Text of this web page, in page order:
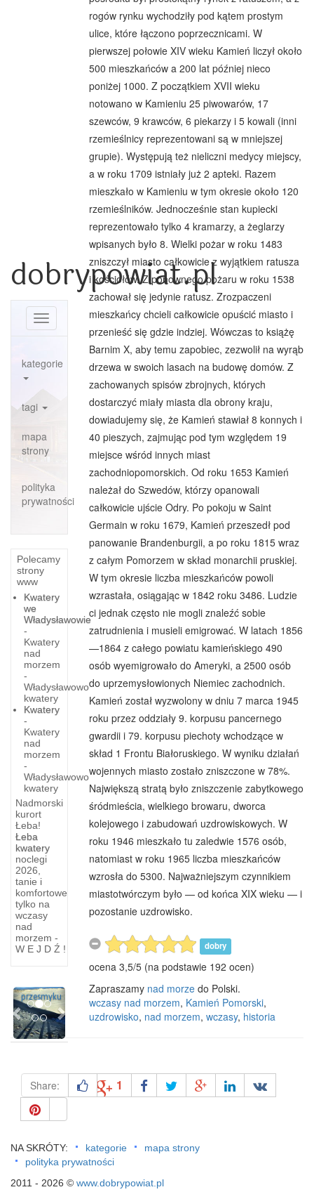
dobrypowiat.pl
Toggle
navigation
kategorie
tagi
mapa
strony
polityka
prywatności
Polecamy
strony
www
Kwatery
we
Władysławowie
-
Kwatery
nad
morzem
-
Władysławowo
kwatery
Kwatery
-
Kwatery
nad
morzem
-
Władysławowo
kwatery
Nadmorski
kurort
Łeba!
Łeba
kwatery
noclegi
2026,
tanie i
komfortowe
tylko na
wczasy
nad
morzem -
W E J D Ź !
Stare
Drawsko
Stare
Drawsko
to wieś
na
Pojezierzu
przesmyku
PreviousNext
rogów rynku wychodziły pod kątem prostym
ulice, które łączono poprzecznicami. W
pierwszej połowie XIV wieku Kamień liczył około
500 mieszkańców a 200 lat później nieco
poniżej 1000. Z początkiem XVII wieku
notowano w Kamieniu 25 piwowarów, 17
szewców, 9 krawców, 6 piekarzy i 5 kowali (inni
rzemieślnicy reprezentowani są w mniejszej
grupie). Występują też nieliczni medycy miejscy,
a w roku 1709 istniały już 2 apteki. Razem
mieszkało w Kamieniu w tym okresie około 120
rzemieślników. Jednocześnie stan kupiecki
reprezentowało tylko 4 kramarzy, a żeglarzy
wpisanych było 8. Wielki pożar w roku 1483
zniszczył miasto całkowicie z wyjątkiem ratusza
i kościołów. Z ponownego pożaru w roku 1538
zachował się jedynie ratusz. Zrozpaczeni
mieszkańcy chcieli całkowicie opuścić miasto i
przenieść się gdzie indziej. Wówczas to książę
Barnim X, aby temu zapobiec, zezwolił na wyrąb
drzewa w swoich lasach na budowę domów. Z
zachowanych spisów zbrojnych, których
dostarczyć miały miasta dla obrony kraju,
dowiadujemy się, że Kamień stawiał 8 konnych i
40 pieszych, zajmując pod tym względem 19
miejsce wśród innych miast
zachodniopomorskich. Od roku 1653 Kamień
należał do Szwedów, którzy opanowali
całkowicie ujście Odry. Po pokoju w Saint
Germain w roku 1679, Kamień przeszedł pod
panowanie Brandenburgii, a po roku 1815 wraz
z całym Pomorzem w skład monarchii pruskiej.
W tym okresie liczba mieszkańców powoli
wzrastała, osiągając w 1842 roku 3486. Ludzie
ci jednak często nie mogli znaleźć sobie
zatrudnienia i musieli emigrować. W latach 1856
—1864 z całego powiatu kamieńskiego 490
osób wyemigrowało do Ameryki, a 2500 osób
do uprzemysłowionych Niemiec zachodnich.
Kamień został wyzwolony w dniu 7 marca 1945
roku przez oddziały 9. korpusu pancernego
gwardii i 79. korpusu piechoty wchodzące w
skład 1 Frontu Białoruskiego. W wyniku działań
wojennych miasto zostało zniszczone w 78%.
Największą stratą było zniszczenie zabytkowego
śródmieścia, wielkiego browaru, dworca
kolejowego i zabudowań uzdrowiskowych. W
roku 1946 mieszkało tu zaledwie 1576 osób,
natomiast w roku 1965 liczba mieszkańców
wzrosła do 5300. Najważniejszym czynnikiem
miastotwórczym było — od końca XIX wieku — i
pozostanie uzdrowisko.
dobry
ocena 3,5/5 (na podstawie 192 ocen)
Zapraszamy nad morze do Polski.
wczasy nad morzem, Kamień Pomorski,
uzdrowisko, nad morzem, wczasy, historia
Share: 1
NA SKRÓTY: kategorie
mapa strony
polityka prywatności
2011 - 2026 © www.dobrypowiat.pl